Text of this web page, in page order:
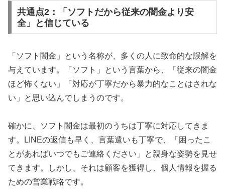
共通点2：「ソフトだから従来の闇金より安
全」と信じている
「ソフト闇金」という名称が、多くの人に致命的な誤解を
与えています。「ソフト」という言葉から、「従来の闇金
ほど怖くない」「対応が丁寧だから暴力的なことはされな
い」と思い込んでしまうのです。
確かに、ソフト闇金は最初のうちは丁寧に対応してきま
す。LINEの返信も早く、言葉遣いも丁寧で、「困ったこ
とがあればいつでもご連絡ください」と親身な姿勢を見せ
てきます。しかし、それは顧客を獲得し、個人情報を握る
ための営業戦略です。